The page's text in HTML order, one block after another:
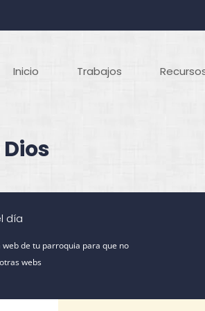
Inicio Trabajos
día
de tu parroquia para que no
webs